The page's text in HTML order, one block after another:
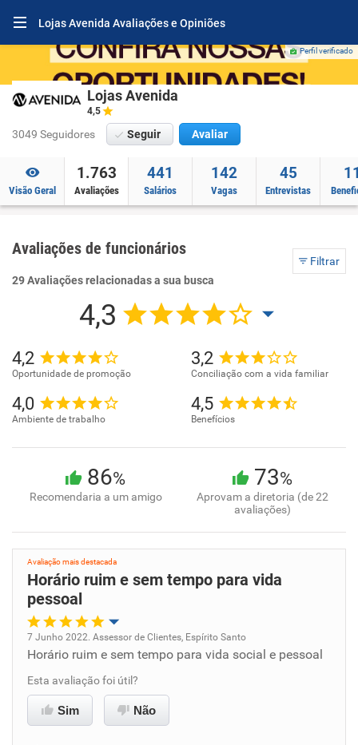
Lojas Avenida Avaliações e Opiniões
Perfil verificado
Lojas Avenida
4,5
3049 Seguidores Seguir Avaliar
Visão Geral
1.763
Avaliações
441
Salários
142
Vagas
45
Entrevistas
Avaliações de funcionários
Filtrar
29 Avaliações relacionadas a sua busca
4,3
4,2
Oportunidade de promoção
3,2
Conciliação com a vida familiar
4,0
Ambiente de trabalho
4,5
Benefícios
86%
Recomendaria a um amigo
73%
Aprovam a diretoria (de 22
avaliações)
Avaliação mais destacada
Horário ruim e sem tempo para vida
pessoal
Oportunidade de promoção
Ambiente de trabalho
7 Junho 2022. Assessor de Clientes, Espírito Santo
Horário ruim e sem tempo para vida social e pessoal
Esta avaliação foi útil?
Sim Não